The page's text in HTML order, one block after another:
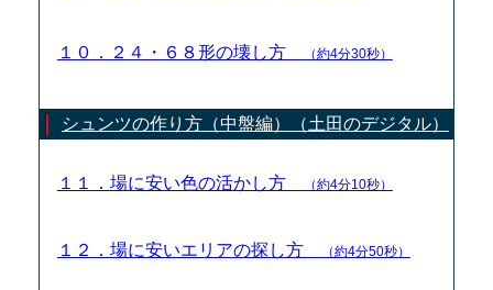
１０．２４・６８形の壊し方 （約4分30秒）
シュンツの作り方（中盤編）（土田のデジタル）
１１．場に安い色の活かし方 （約4分10秒）
１２．場に安いエリアの探し方 （約4分50秒）